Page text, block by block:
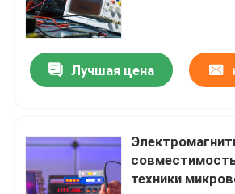
Лучшая цена
техники